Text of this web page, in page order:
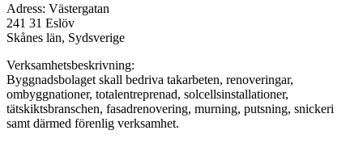
Adress: Västergatan
241 31 Eslöv
Skånes län, Sydsverige
Verksamhetsbeskrivning:
Byggnadsbolaget skall bedriva takarbeten, renoveringar,
ombyggnationer, totalentreprenad, solcellsinstallationer,
tätskiktsbranschen, fasadrenovering, murning, putsning, snickeri
samt därmed förenlig verksamhet.